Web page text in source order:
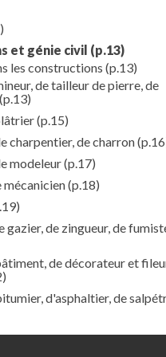
et génie civil (p.13)
les constructions (p.13)
de tailleur de pierre, de
(p.13)
(p.15)
charpentier, de charron
modeleur(p.17)
mécanicien(p.18)
gazier, de zingueur, de
de décorateur et
d'asphaltier, de